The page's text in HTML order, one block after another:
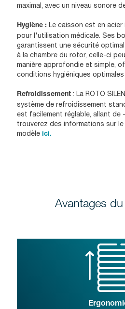
maximal, avec un niveau sonore
Hygiène : Le caisson est en
pour l'utilisation médicale. Ses
garantissent une sécurité
à la chambre du rotor, celle-ci
manière approfondie et simple,
conditions hygiéniques
Refroidissement : La ROTO
système de refroidissement
est facilement réglable, allant de -
trouverez des informations sur
modèle ici.
Avantages